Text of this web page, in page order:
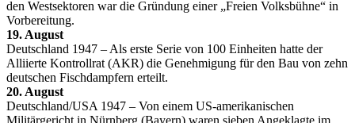
den Westsektoren war die Gründung einer „Freien Volksbühne“ in
Vorbereitung.
19. August
Deutschland 1947 – Als erste Serie von 100 Einheiten hatte der
Alliierte Kontrollrat (AKR) die Genehmigung für den Bau von zehn
deutschen Fischdampfern erteilt.
20. August
Deutschland/USA 1947 – Von einem US-amerikanischen